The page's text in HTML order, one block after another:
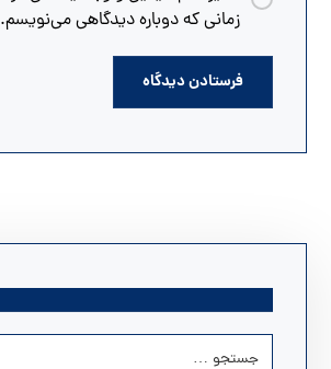
زمانی که دوباره دیدگاهی می‌نویسم.